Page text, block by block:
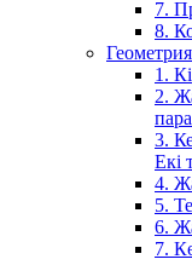
7.
8.
1.
2.
3.
Екі
4.
5.
6.
7.